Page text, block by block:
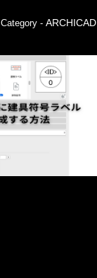
Category - ARCHICAD